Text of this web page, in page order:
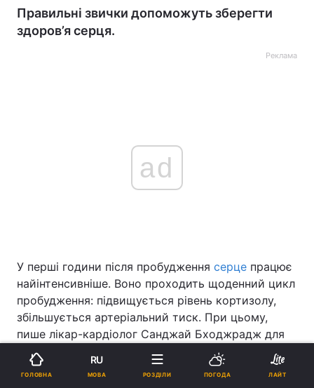
Правильні звички допоможуть зберегти
здоров’я серця.
Реклама
ad
У перші години після пробудження серце працює
найінтенсивніше. Воно проходить щоденний цикл
пробудження: підвищується рівень кортизолу,
збільшується артеріальний тиск. При цьому,
пише лікар-кардіолог Санджай Бходжрадж для
сайту
, багато людей недооцінюють вплив
першого перекусу та першого напою в день на
ГОЛОВНА
RU
МОВА РОЗДІЛИ ПОГОДА ЛАЙТ